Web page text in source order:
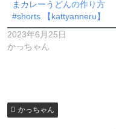
まカレーうどんの作り方
#shorts 【kattyanneru】
2023年6月25日
かっちゃん
かっちゃん